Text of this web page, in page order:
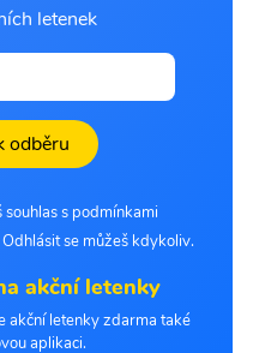
letenek
odběru
s podmínkami
se můžeš kdykoliv.
akční letenky
akční letenky zdarma také
aplikaci.